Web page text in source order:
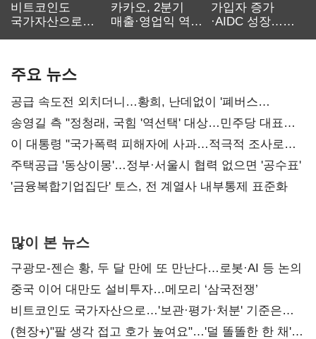
비트코인도
국가자산으로…'
카카오, 2분기
매출·영업익 역대
가입자 증가
·AIDC 성장…
주요 뉴스
공급 속도전 외치더니…황희, 난데없이 '폐버스
리모델링' 제안
송영길 측 "정청래, 국힘 '역선택' 대상…민주당 대표로
총선 지휘 못해"
이 대통령 "국가폭력 피해자에 사과…적극적 조사로
진실 밝혀야"
주택공급 '동상이몽'…정부·서울시 협력 없으면 '공수표'
'금융복합기업집단' 토스, 전 계열사 내부통제 표준화
많이 본 뉴스
구광모-젠슨 황, 두 달 만에 또 만난다…로봇·AI 등 논의
중국 이어 대만도 설비투자…메모리 ‘삼국전쟁’
비트코인도 국가자산으로…'보관·평가·처분' 기준은
숙제
(현장+)"팔 생각 접고 호가 높여요"…'덜 똘똘한 한 채'